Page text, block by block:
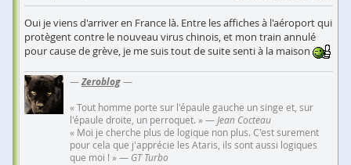
Oui je viens d'arriver en France là. Entre les affiches à l'aéroport qui
protègent contre le nouveau virus chinois, et mon train annulé
pour cause de grève, je me suis tout de suite senti à la maison
—Zeroblog—
« Tout homme porte sur l'épaule gauche un singe et, sur
l'épaule droite, un perroquet. » —Jean Cocteau
« Moi je cherche plus de logique non plus. C'est surement
pour cela que j'apprécie les Ataris, ils sont aussi logiques
que moi ! » — GT Turbo